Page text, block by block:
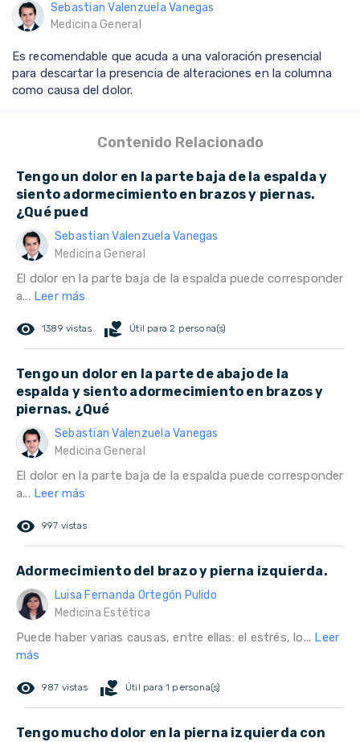
Sebastian Valenzuela Vanegas
Medicina General
Es recomendable que acuda a una valoración presencial
para descartar la presencia de alteraciones en la columna
como causa del dolor.
Contenido Relacionado
Tengo un dolor en la parte baja de la espalda y
siento adormecimiento en brazos y piernas.
¿Qué pued
Sebastian Valenzuela Vanegas
Medicina General
El dolor en la parte baja de la espalda puede corresponder
a... Leer más
remove_red_eye 1389 vistas volunteer_activism Útil para 2 persona(s)
Tengo un dolor en la parte de abajo de la
espalda y siento adormecimiento en brazos y
piernas. ¿Qué
Sebastian Valenzuela Vanegas
Medicina General
El dolor en la parte baja de la espalda puede corresponder
a... Leer más
remove_red_eye 997 vistas
Adormecimiento del brazo y pierna izquierda.
Luisa Fernanda Ortegón Pulido
Medicina Estética
Puede haber varias causas, entre ellas: el estrés, lo... Leer
más
remove_red_eye 987 vistas volunteer_activism Útil para 1 persona(s)
Tengo mucho dolor en la pierna izquierda con